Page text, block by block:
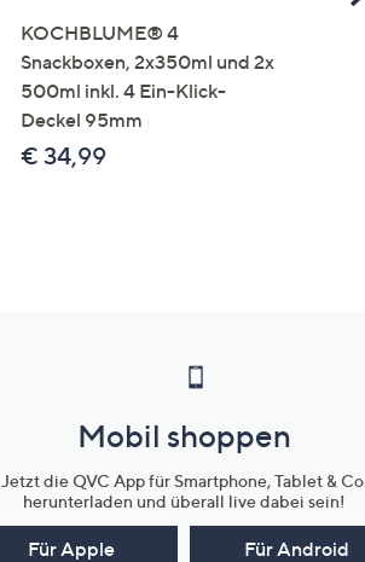
KOCHBLUME® 4
Snackboxen, 2x350ml und 2x
500ml inkl. 4 Ein-Klick-
Deckel 95mm
€ 34,99
Mobil shoppen
Jetzt die QVC App für Smartphone, Tablet & Co.
herunterladen und überall live dabei sein!
Für Apple Für Android